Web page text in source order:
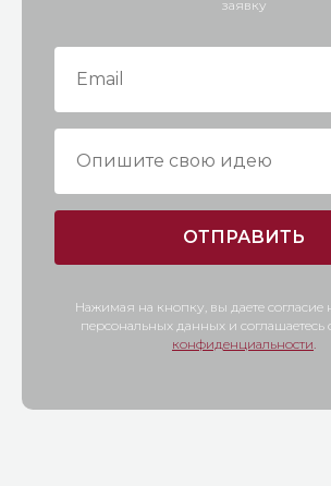
заявку
ОТПРАВИТЬ
Нажимая на кнопку, вы даете согласие
персональных данных и соглашаетесь
конфиденциальности